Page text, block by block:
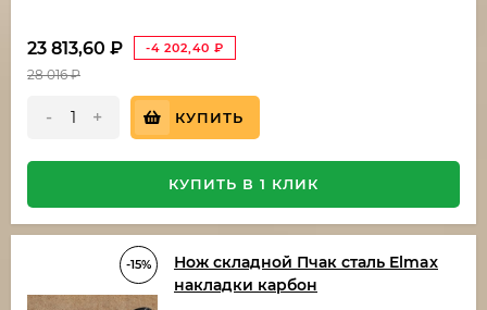
23 813,60 ₽ -4 202,40 ₽
28 016₽
- + КУПИТЬ
КУПИТЬ В 1 КЛИК
-15%
Нож складной Пчак сталь Elmax
накладки карбон